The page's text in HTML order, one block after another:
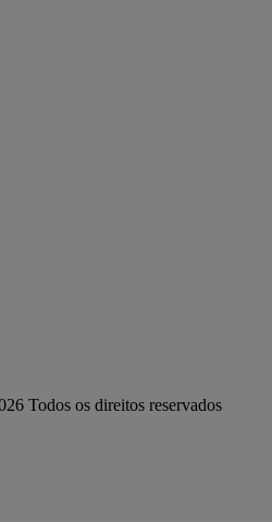
Todos os direitos reservados